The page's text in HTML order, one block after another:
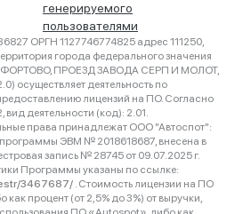
генерируемого
пользователями
ОРГН 1127746774825 адрес 111250,
города федерального значения
ПРОЕЗД ЗАВОДА СЕРП И МОЛОТ,
осуществляет деятельность по
лицензий на ПО. Согласно
деятельности (код): 2.01.
права принадлежат ООО "Автоспот":
программы ЭВМ № 2018618687, внесена в
запись № 28745 от 09.07.2025 г.
Программы указаны по ссылке:
3467687/ . Стоимость лицензии на ПО
процент (от 2,5% до 3%) от выручки,